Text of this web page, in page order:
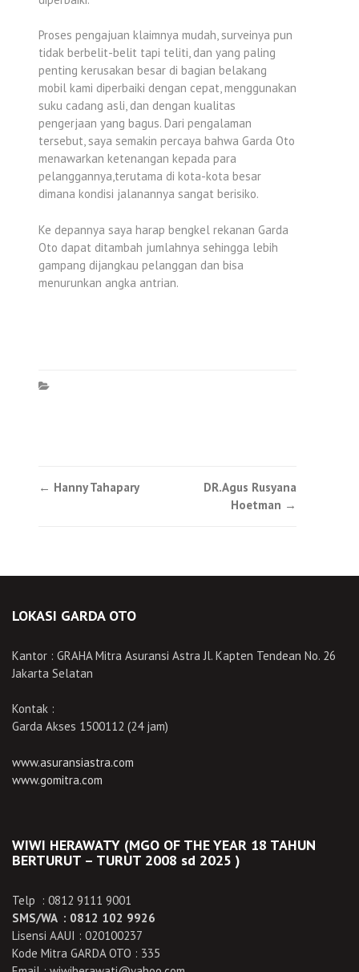
Proses pengajuan klaimnya mudah, surveinya pun
tidak berbelit-belit tapi teliti, dan yang paling
penting kerusakan besar di bagian belakang
mobil kami diperbaiki dengan cepat, menggunakan
suku cadang asli, dan dengan kualitas
pengerjaan yang bagus. Dari pengalaman
tersebut, saya semakin percaya bahwa Garda Oto
menawarkan ketenangan kepada para
pelanggannya,terutama di kota-kota besar
dimana kondisi jalanannya sangat berisiko.
Ke depannya saya harap bengkel rekanan Garda
Oto dapat ditambah jumlahnya sehingga lebih
gampang dijangkau pelanggan dan bisa
menurunkan angka antrian.
Post
← Hanny Tahapary
DR.Agus Rusyana
Hoetman →
LOKASI GARDA OTO
Kantor : GRAHA Mitra Asuransi Astra Jl. Kapten Tendean No. 26
Jakarta Selatan
Kontak :
Garda Akses 1500112 (24 jam)
www.asuransiastra.com
www.gomitra.com
WIWI HERAWATY (MGO OF THE YEAR 18 TAHUN
BERTURUT – TURUT 2008 sd 2025 )
Telp : 0812 9111 9001
SMS/WA : 0812 102 9926
Lisensi AAUI : 020100237
Kode Mitra GARDA OTO : 335